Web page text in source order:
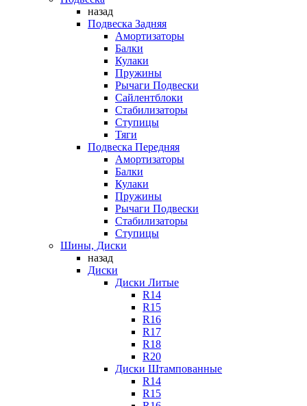
назад
Подвеска Задняя
Амортизаторы
Балки
Кулаки
Пружины
Рычаги Подвески
Сайлентблоки
Стабилизаторы
Ступицы
Тяги
Подвеска Передняя
Амортизаторы
Балки
Кулаки
Пружины
Рычаги Подвески
Стабилизаторы
Ступицы
Шины, Диски
назад
Диски
Диски Литые
R14
R15
R16
R17
R18
R20
Диски Штампованные
R14
R15